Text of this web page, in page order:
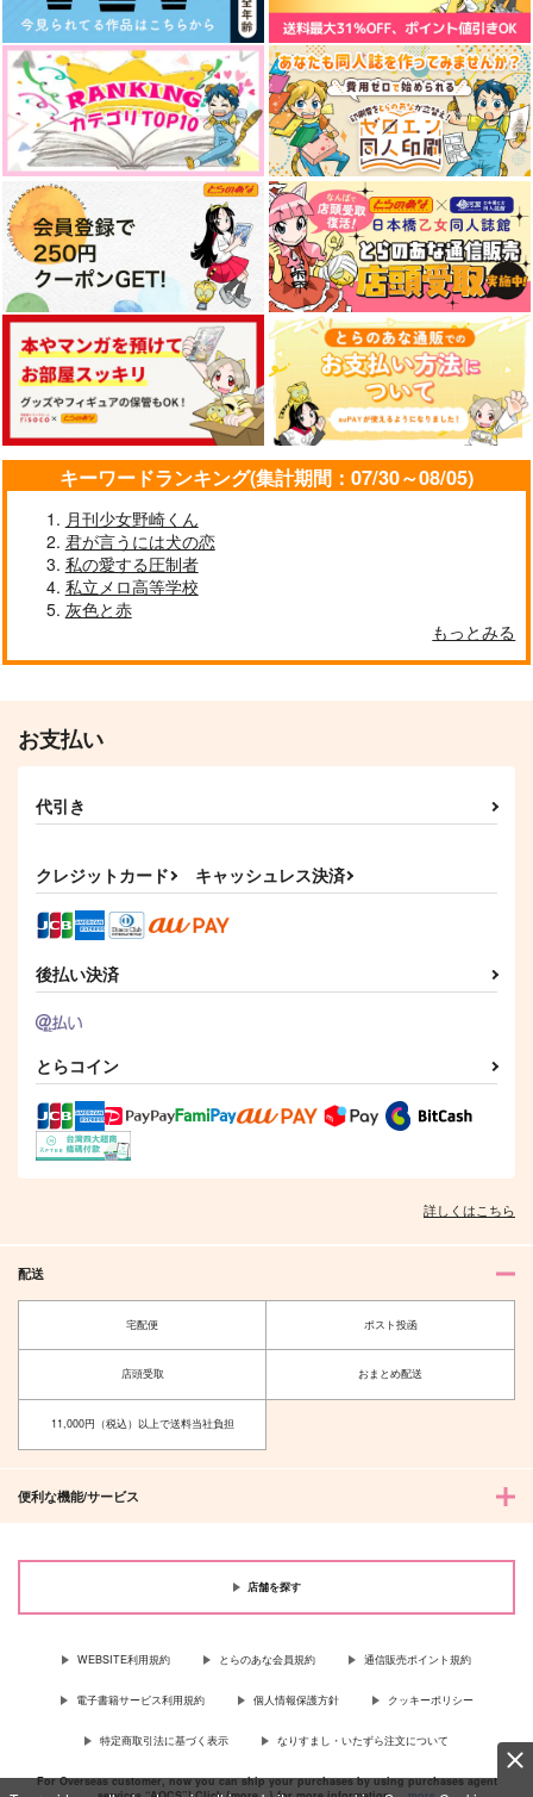
わたしの星
はらわた屋さん
787円（税込）
土井半助×摂津のきり丸
サンプル
作品詳細
先生、自分に嫉妬しな
いで！
らいむいろ
330円 （税込）
土井半助×摂津のきり丸
サンプル
作品詳細
七月の空は
紅月夜
330円（税込）
宇髄天元×煉獄杏寿郎
サンプル
作品詳細
きみと真冬のきらきら
紅月夜
944
作品詳細
No title No life No.2
770
キーワードランキング(集計期間：07/30～08/05)
月刊少女野崎くん
君が言うには犬の恋
私の愛する圧制者
私立メロ高等学校
灰色と赤
もっとみる
お支払い
代引き
クレジットカード キャッシュレス決済
後払い決済
とらコイン
詳しくはこちら
配送
宅配便 ポスト投函
店頭受取 おまとめ配送
11,000円（税込）以上で送料当社負担
便利な機能/サービス
店舗を探す
WEBSITE利用規約 とらのあな会員規約 通信販売ポイント規約
電子書籍サービス利用規約 個人情報保護方針 クッキーポリシー
特定商取引法に基づく表示 なりすまし・いたずら注文について
For Overseas customer, now you can ship your purchases by using purchases agent